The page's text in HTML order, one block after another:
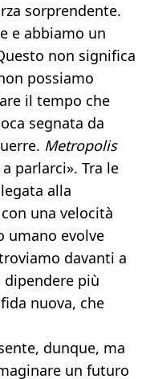
sorprendente.
e abbiamo un
non significa
possiamo
il tempo che
segnata da
Metropolis
parlarci». Tra le
alla
una velocità
umano evolve
davanti a
più
nuova, che
dunque, ma
un futuro